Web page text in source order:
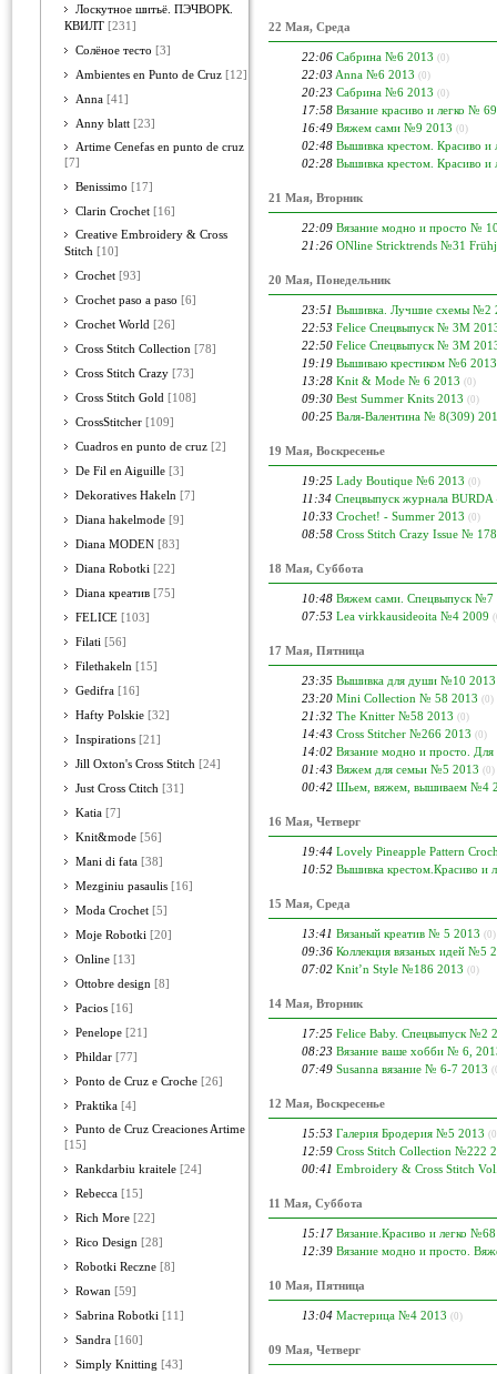
Лоскутное шитьё. ПЭЧВОРК.
КВИЛТ [231]
Солёное тесто [3]
Ambientes en Punto de Cruz [12]
Anna [41]
Anny blatt [23]
Artime Cenefas en punto de cruz
[7]
Benissimo [17]
Clarin Crochet [16]
Creative Embroidery & Cross
Stitch [10]
Crochet [93]
Crochet paso a paso [6]
Crochet World [26]
Cross Stitch Collection [78]
Cross Stitch Crazy [73]
Cross Stitch Gold [108]
CrossStitcher [109]
Cuadros en punto de cruz [2]
De Fil en Aiguille [3]
Dekoratives Hakeln [7]
Diana hakelmode [9]
Diana MODEN [83]
Diana Robotki [22]
Diana креатив [75]
FELICE [103]
Filati [56]
Filethakeln [15]
Gedifra [16]
Hafty Polskie [32]
Inspirations [21]
Jill Oxton's Cross Stitch [24]
Just Cross Ctitch [31]
Katia [7]
Knit&mode [56]
Mani di fata [38]
Mezginiu pasaulis [16]
Moda Crochet [5]
Moje Robotki [20]
Online [13]
Ottobre design [8]
Pacios [16]
Penelope [21]
Phildar [77]
Ponto de Cruz e Croche [26]
Praktika [4]
Punto de Cruz Creaciones Artime
[15]
Rankdarbiu kraitele [24]
Rebecca [15]
Rich More [22]
Rico Design [28]
Robotki Reczne [8]
Rowan [59]
Sabrina Robotki [11]
Sandra [160]
Simply Knitting [43]
22 Мая, Среда
22:06 Сабрина №6 2013 (0)
22:03 Anna №6 2013 (0)
20:23 Сабрина №6 2013 (0)
17:58 Вязание красиво и легко №
16:49 Вяжем cами №9 2013 (0)
02:48 Вышивка крестом. Красиво
02:28 Вышивка крестом. Красиво
21 Мая, Вторник
22:09 Вязание модно и просто №
21:26 ONline Stricktrends №31
20 Мая, Понедельник
23:51 Вышивка. Лучшие схемы №2
22:53 Felice Спецвыпуск № 3М
22:50 Felice Спецвыпуск № 3М
19:19 Вышиваю крестиком №6 2013
13:28 Knit & Mode № 6 2013 (0)
09:30 Best Summer Knits 2013 (0)
00:25 Валя-Валентина № 8(309)
19 Мая, Воскресенье
19:25 Lady Boutique №6 2013 (0)
11:34 Спецвыпуск журнала
10:33 Crochet! - Summer 2013 (0)
08:58 Cross Stitch Crazy Issue №
18 Мая, Суббота
10:48 Вяжем сами. Спецвыпуск №7
07:53 Lea virkkausideoita №4 2009
17 Мая, Пятница
23:35 Вышивка для души №10 2013
23:20 Mini Collection № 58 2013 (0)
21:32 The Knitter №58 2013 (0)
14:43 Cross Stitcher №266 2013 (0)
14:02 Вязание модно и просто.
01:43 Вяжем для семьи №5 2013 (0)
00:42 Шьем, вяжем, вышиваем №4
16 Мая, Четверг
19:44 Lovely Pineapple Pattern
10:52 Вышивка крестом.Красиво и
15 Мая, Среда
13:41 Вязаный креатив № 5 2013 (0)
09:36 Коллекция вязаных идей №5
07:02 Knit’n Style №186 2013 (0)
14 Мая, Вторник
17:25 Felice Baby. Спецвыпуск №2
08:23 Вязание ваше хобби № 6,
07:49 Susanna вязание № 6-7 2013
12 Мая, Воскресенье
15:53 Галерия Бродерия №5 2013
12:59 Cross Stitch Collection №222
00:41 Embroidery & Cross Stitch
11 Мая, Суббота
15:17 Вязание.Красиво и легко
12:39 Вязание модно и просто.
10 Мая, Пятница
13:04 Мастерица №4 2013 (0)
09 Мая, Четверг